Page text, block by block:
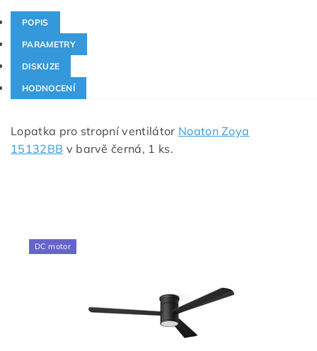
POPIS
PARAMETRY
DISKUZE
HODNOCENÍ
Lopatka pro stropní ventilátor Noaton Zoya
15132BB v barvě černá, 1 ks.
DC motor